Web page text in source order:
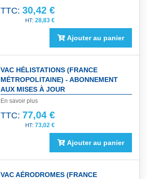
TTC: 30,42 €
28,83 €
Ajouter au panier
VAC HÉLISTATIONS (FRANCE
MÉTROPOLITAINE) - ABONNEMENT
AUX MISES À JOUR
En savoir plus
TTC: 77,04 €
73,02 €
Ajouter au panier
VAC AÉRODROMES (FRANCE